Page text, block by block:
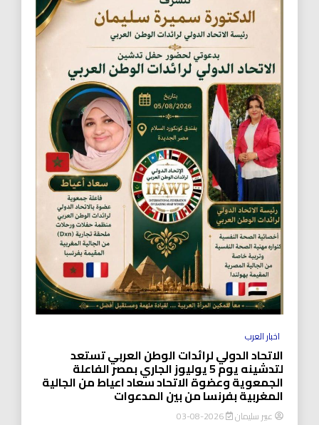
اخبار العرب
الاتحاد الدولي لرائدات الوطن العربي تستعد
لتدشينه يوم 5 يوليوز الجاري بمصر الفاعلة
الجمعوية وعضوة الاتحاد سعاد اعياط من الجالية
المغربية بفرنسا من بين المدعوات
عبير سليمان 2026-08-03